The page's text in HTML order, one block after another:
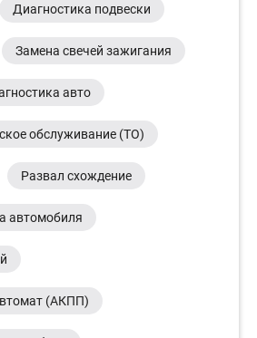
Диагностика подвески
Замена свечей зажигания
авто
обслуживание (ТО)
Развал схождение
автомобиля
(АКПП)